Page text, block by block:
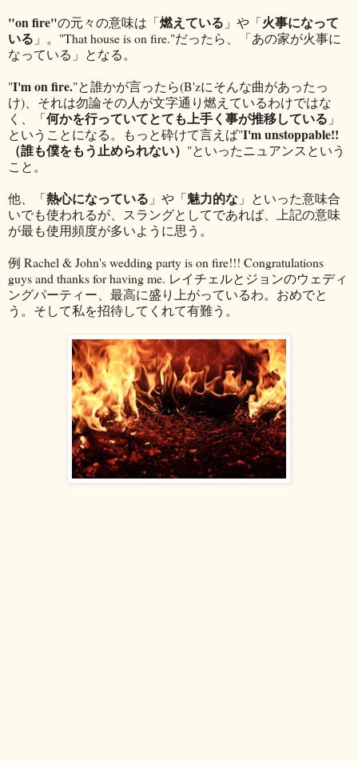
"on fire"の元々の意味は「燃えている 」や「火事になって
いる 」。"That house is on fire."だったら、「あの家が火事に
なっている」となる。
"I'm on fire."と誰かが言ったら(B'zにそんな曲があったっ
け)、それは勿論その人が文字通り燃えているわけではな
く、「何かを行っていてとても上手く事が推移している 」
ということになる。もっと砕けて言えば"I'm unstoppable!!
（誰も僕をもう止められない） "といったニュアンスという
こと。
他、「熱心になっている 」や「魅力的な 」といった意味合
いでも使われるが、スラングとしてであれば、上記の意味
が最も使用頻度が多いように思う。
例 Rachel & John's wedding party is on fire!!! Congratulations
guys and thanks for having me. レイチェルとジョンのウェディ
ングパーティー、最高に盛り上がっているわ。おめでと
う。そして私を招待してくれて有難う。